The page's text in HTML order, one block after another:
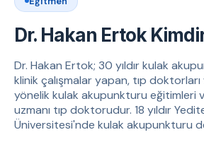
Dr. Hakan Ertok
Dr. Hakan Ertok; 30 yıldır kulak
klinik çalışmalar yapan, tıp
yönelik kulak akupunkturu eğitimleri
uzmanı tıp doktorudur. 18 yıldır
Üniversitesi'nde kulak akupunkturu